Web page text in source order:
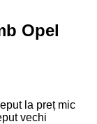
Opel
la preț mic
vechi